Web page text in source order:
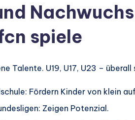
spiele
Talente. U19, U17, U23 –
Fördern Kinder von klein
Zeigen Potenzial.